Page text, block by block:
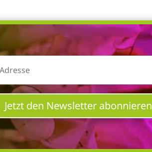
Jetzt den Newsletter abonnieren